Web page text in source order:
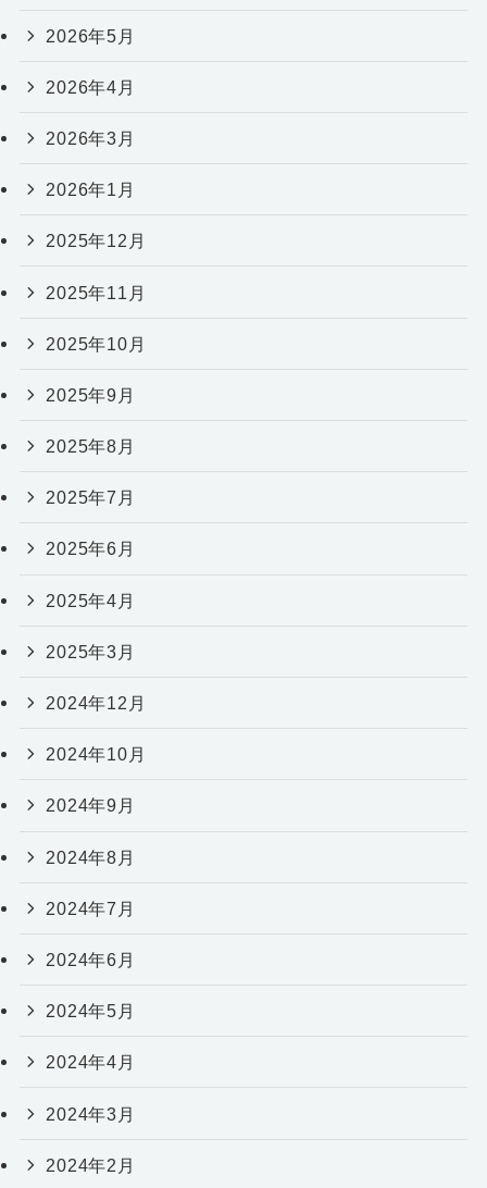
2026年5月
2026年4月
2026年3月
2026年1月
2025年12月
2025年11月
2025年10月
2025年9月
2025年8月
2025年7月
2025年6月
2025年4月
2025年3月
2024年12月
2024年10月
2024年9月
2024年8月
2024年7月
2024年6月
2024年5月
2024年4月
2024年3月
2024年2月